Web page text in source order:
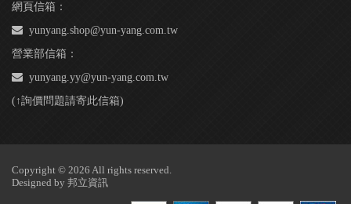
網頁信箱：
yunyang.shop@yun-yang.com.tw
營業部信箱：
yunyang.yy@yun-yang.com.tw
(↑詢價問題請寄此信箱)
Copyright © 2026 All rights reserved.
Designed by 邦立資訊